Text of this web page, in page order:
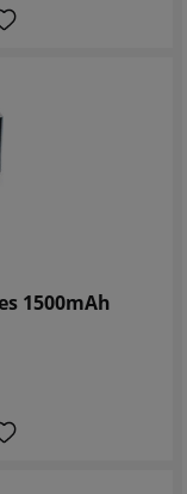
1500mAh